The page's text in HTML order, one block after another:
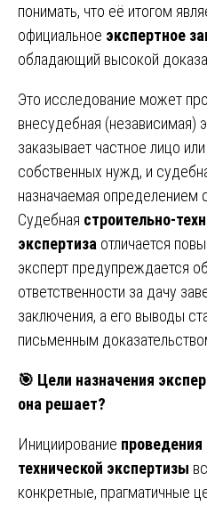
понимать, что её итогом
официальное экспертное
обладающий высокой
Это исследование может
внесудебная (независимая)
заказывает частное лицо
собственных нужд, и
назначаемая определением
Судебная строительно-
экспертиза отличается
эксперт предупреждается
ответственности за дачу
заключения, а его выводы
письменным
🎯 Цели назначения
она решает?
Инициирование проведения
технической экспертизы
конкретные, прагматичные